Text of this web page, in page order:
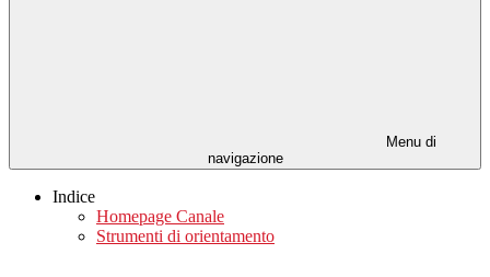
Menu di
navigazione
Indice
Homepage Canale
Strumenti di orientamento